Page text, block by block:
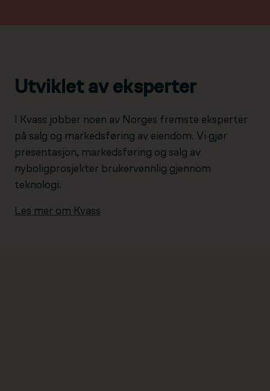
Utviklet av eksperter
I Kvass jobber noen av Norges fremste eksperter
på salg og markedsføring av eiendom. Vi gjør
presentasjon, markedsføring og salg av
nyboligprosjekter brukervennlig gjennom
teknologi.
Les mer om Kvass